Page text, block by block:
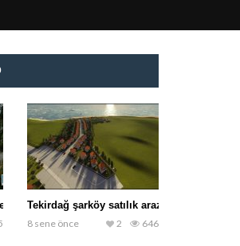
bir çalışma
Tekirdağ şarköy satılık araziler
8 sene önce
646
2